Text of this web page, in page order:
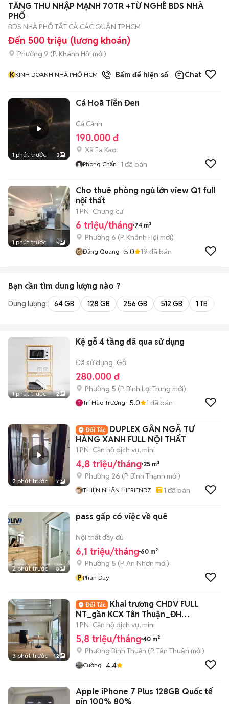
TĂNG THU NHẬP MẠNH 70TR +TỪ NGHỀ BDS NHÀ
PHỐ
BDS NHÀ PHỐ TẤT CẢ CÁC QUẬN TP.HCM
Đến 500 triệu (lương khoán)
Phường 9 (P. Khánh Hội mới)
KKINH DOANH NHÀ PHỐ HCM 1đã bánBấm để hiện số Chat
1 phút trước 3
Cá Hoã Tiễn Đen
Cá Cảnh
190.000 đ
Xã Ea Kao
Phong Chấn 1 đã bán
1 phút trước 5
Cho thuê phòng ngủ lớn view Q1 full
nội thất
1 PN Chung cư
6 triệu/tháng 74 m²
Phường 6 (P. Khánh Hội mới)
Đăng Quang 5.0 19 đã bán
Bạn cần tìm dung lượng nào ?
Dung lượng: 64 GB 128 GB 256 GB 512 GB 1 TB
1 phút trước 2
Kệ gỗ 4 tầng đã qua sử dụng
Đã sử dụng Gỗ
280.000 đ
Phường 5 (P. Bình Lợi Trung mới)
Trí Hào Trương 5.0 1 đã bán
2 phút trước 7
DUPLEX GẦN NGÃ TƯ
HÀNG XANH FULL NỘI THẤT
1 PN Căn hộ dịch vụ, mini
4,8 triệu/tháng 25 m²
Phường 26 (P. Bình Thạnh mới)
THIỆN NHÂN HIFRIENDZ 1 đã bán
2 phút trước 8
pass gấp có việc về quê
Nội thất đầy đủ
6,1 triệu/tháng 60 m²
Phường 5 (P. An Nhơn mới)
P Phan Duy
3 phút trước 12
Khai trương CHDV FULL
NT_gần KCX Tân Thuận_ĐH
UFM_KDC Nam Long New100%
1 PN Căn hộ dịch vụ, mini
5,8 triệu/tháng 40 m²
Phường Bình Thuận (P. Tân Thuận mới)
Cường 4.4
Apple iPhone 7 Plus 128GB Quốc tế
pin 100% 80%